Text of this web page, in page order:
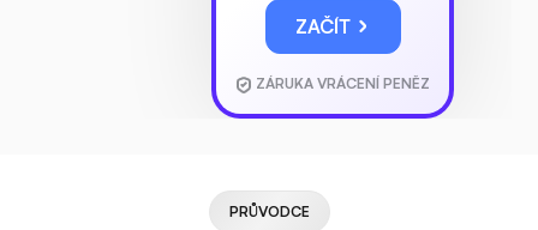
ZAČÍT
ZÁRUKA VRÁCENÍ PENĚZ
PRŮVODCE